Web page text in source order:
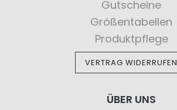
Gutscheine
Größentabellen
Produktpflege
VERTRAG WIDERRUFEN
ÜBER UNS